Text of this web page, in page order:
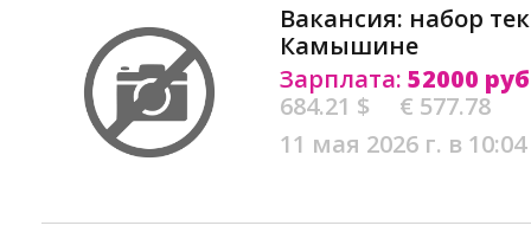
Вакансия: набор
Камышине
Зарплата: 52000
684.21 $
€ 577.78
11 мая 2026 г. в 10:04